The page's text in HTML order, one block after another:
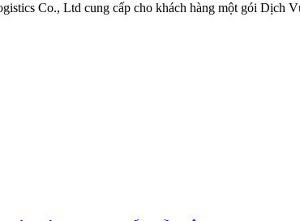
Co., Ltd cung cấp cho khách hàng một gói Dịch